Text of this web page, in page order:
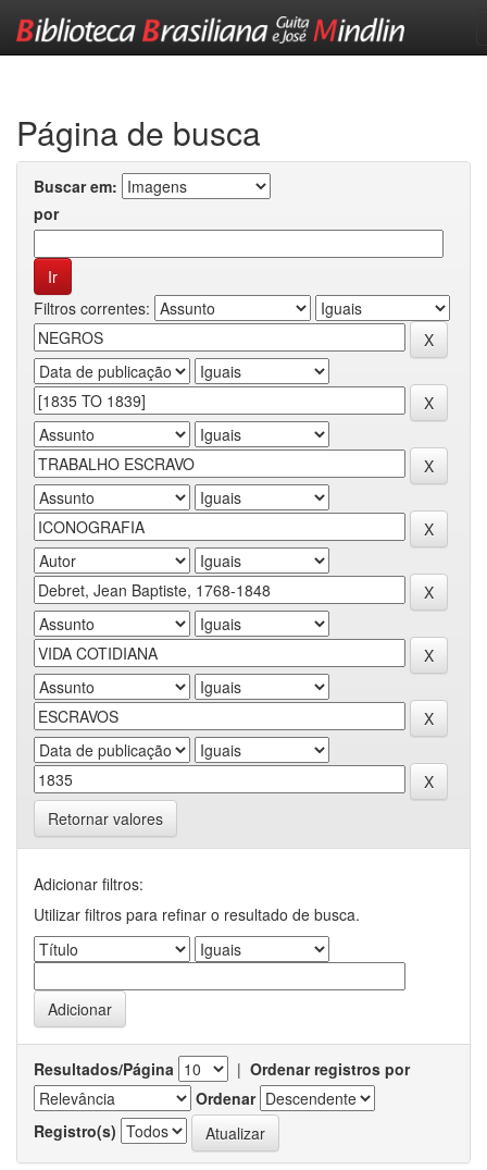
Página de busca
Buscar em:
por
Filtros correntes:
Retornar valores
Adicionar filtros:
Utilizar filtros para refinar o resultado de busca.
Resultados/Página | Ordenar registros por
Ordenar
Registro(s)